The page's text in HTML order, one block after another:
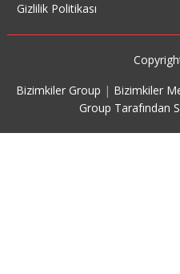
Gizlilik Politikası
Bizimkiler Group | Bizimkiler
Group Tarafından